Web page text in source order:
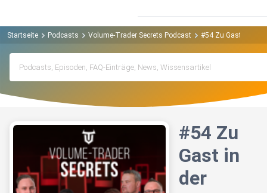
Startseite Podcasts Volume-Trader Secrets Podcast #54 Zu Gast in der
#54 Zu
Gast in
der